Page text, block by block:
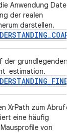
Anwendung Daten
der realen
darstellen.
der grundlegenden
XrPath zum Abrufen
eine häufig
von